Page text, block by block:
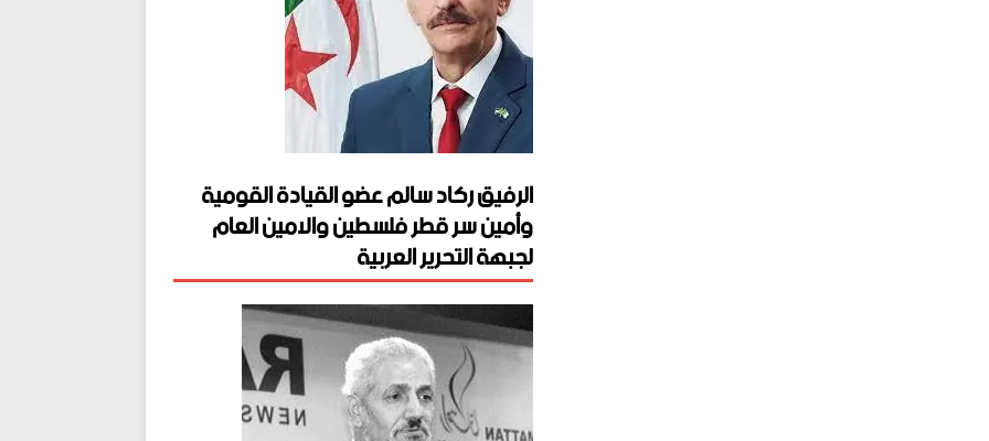
الرفيق ركاد سالم عضو القيادة القومية
وأمين سر قطر فلسطين والامين العام
لجبهة التحرير العربية